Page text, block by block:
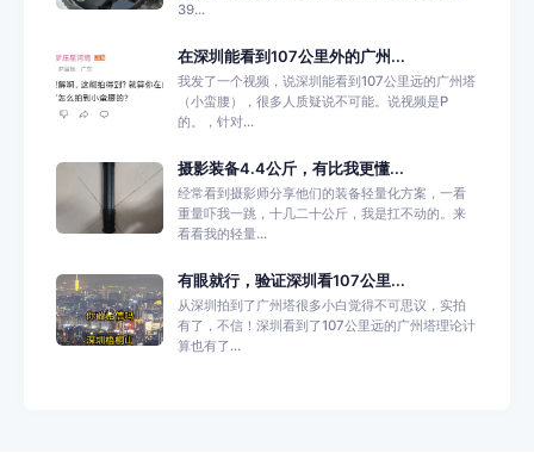
39...
在深圳能看到107公里外的广州...
我发了一个视频，说深圳能看到107公里远的广州塔
（小蛮腰），很多人质疑说不可能。说视频是P
的。，针对...
摄影装备4.4公斤，有比我更懂...
经常看到摄影师分享他们的装备轻量化方案，一看
重量吓我一跳，十几二十公斤，我是扛不动的。来
看看我的轻量...
有眼就行，验证深圳看107公里...
从深圳拍到了广州塔很多小白觉得不可思议，实拍
有了，不信！深圳看到了107公里远的广州塔理论计
算也有了...